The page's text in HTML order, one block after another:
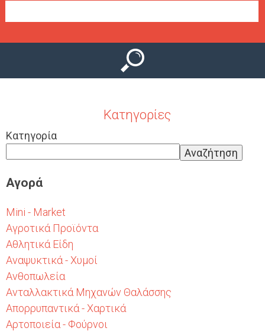
ε
Κατηγορίες
Κατηγορία
Αγορά
Mini - Market
Αγροτικά Προϊόντα
Αθλητικά Είδη
Αναψυκτικά - Χυμοί
Ανθοπωλεία
Ανταλλακτικά Μηχανών Θαλάσσης
Απορρυπαντικά - Χαρτικά
Αρτοποιεία - Φούρνοι